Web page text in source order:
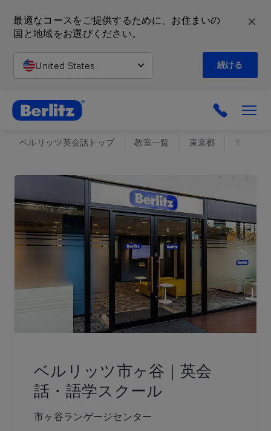
最適なコースをご提供するために、お住まいの
国と地域をお選びください。
United States 続ける
✕
英会話教室と語学スクール | ベルリッツ
ベルリッツ英会話トップ 教室一覧 東京都 市ヶ谷
ベルリッツ市ヶ谷｜英会
話・語学スクール
市ヶ谷ランゲージセンター